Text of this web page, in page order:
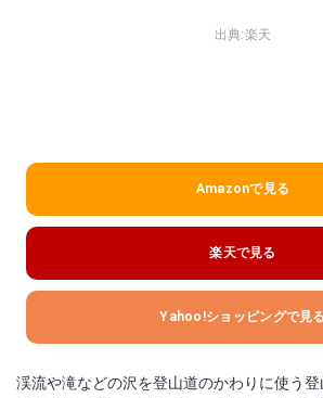
出典:楽天
Amazonで見る
楽天で見る
Yahoo!ショッピングで見る
渓流や滝などの沢を登山道のかわりに使う